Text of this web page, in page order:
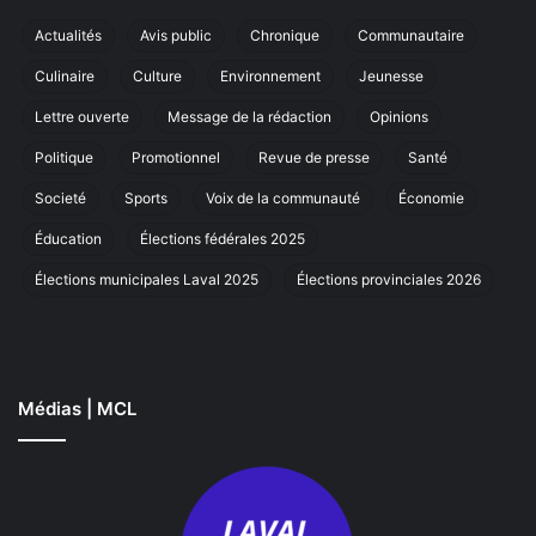
de
marche
à
Laval
Actualités Avis public Chronique Communautaire
Culinaire Culture Environnement Jeunesse
Lettre ouverte Message de la rédaction Opinions
Politique Promotionnel Revue de presse Santé
Societé Sports Voix de la communauté Économie
Éducation Élections fédérales 2025
Élections municipales Laval 2025 Élections provinciales 2026
Médias | MCL